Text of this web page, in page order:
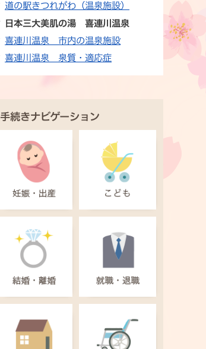
道の駅きつれがわ（温泉施設）
日本三大美肌の湯 喜連川温泉
喜連川温泉 市内の温泉施設
喜連川温泉 泉質・適応症
手続きナビゲーション